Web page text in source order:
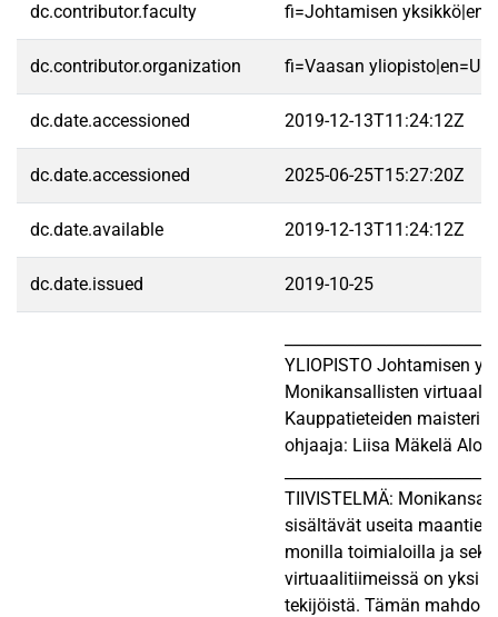
dc.contributor.faculty fi=Johtamisen
dc.contributor.organization fi=Vaasan
dc.date.accessioned 2019-12-13T11:24:12Z
dc.date.accessioned 2025-06-25T15:27:20Z
dc.date.available 2019-12-13T11:24:12Z
dc.date.issued 2019-10-25
YLIOPISTO Johtamisen
Monikansallisten
Kauppatieteiden maisteri
ohjaaja: Liisa Mäkelä
TIIVISTELMÄ:
sisältävät useita
monilla toimialoilla ja
virtuaalitiimeissä on yksi
tekijöistä. Tämän